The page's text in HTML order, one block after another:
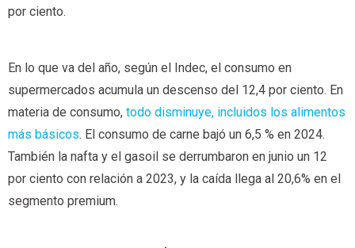
por ciento.
En lo que va del año, según el Indec, el consumo en
supermercados acumula un descenso del 12,4 por ciento. En
materia de consumo, todo disminuye, incluidos los alimentos
más básicos. El consumo de carne bajó un 6,5 % en 2024.
También la nafta y el gasoil se derrumbaron en junio un 12
por ciento con relación a 2023, y la caída llega al 20,6% en el
segmento premium.